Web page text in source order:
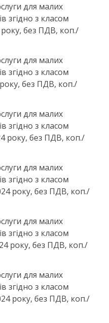
для малих
згідно з класом
без ПДВ, коп./
для малих
згідно з класом
без ПДВ, коп./
для малих
згідно з класом
року, без ПДВ, коп./
для малих
згідно з класом
року, без ПДВ, коп./
для малих
згідно з класом
року, без ПДВ, коп./
для малих
згідно з класом
року, без ПДВ, коп./